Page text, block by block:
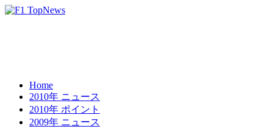
Home
2010年 ニュース
2010年 ポイント
2009年 ニュース